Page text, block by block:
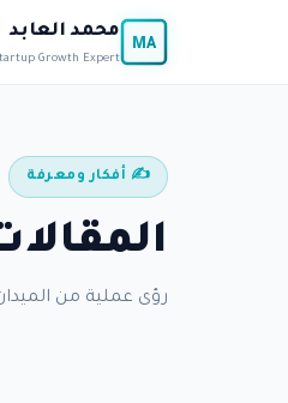
MA
محمد العابد
Growth Expert
✍️ أفكار ومعرفة
رؤى عملية من